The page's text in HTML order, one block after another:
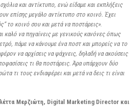
και αντίκτυπο, ενώ είδαμε και εκπλήξεις
επίσης μεγάλο αντίκτυπο στο κοινό. Έχει
το κοινό σου και μετά να ποστάρεις».
καλό να πηγαίνεις με γενικούς κανόνες όπως
πάμε να κάνουμε ένα ποστ και μπορείς να το
να αρχίσεις να ψάχνεις, δηλαδή να ακούσεις
τι θα ποστάρεις. Άρα υπάρχουν δύο
τι τους ενδιαφέρει και μετά να δεις τι είναι
Μερζιώτη, Digital Marketing Director και